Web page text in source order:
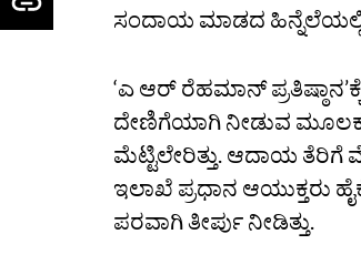
ಸಂದಾಯ ಮಾಡದ
‘ಎ ಆರ್ ರೆಹಮಾನ್
ದೇಣಿಗೆಯಾಗಿ ನೀಡುವ
ಮೆಟ್ಟಿಲೇರಿತ್ತು. ಆದಾಯ ತೆರಿಗೆ
ಇಲಾಖೆ ಪ್ರಧಾನ ಆಯುಕ್ತರು
ಪರವಾಗಿ ತೀರ್ಪು ನೀಡಿತ್ತು.